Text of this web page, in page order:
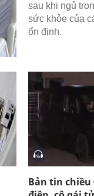
sau khi ngủ
sức khỏe của
ổn định.
Bản tin